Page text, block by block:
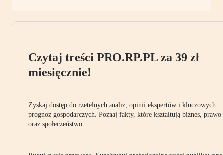
Czytaj treści PRO.RP.PL za 39 zł
miesięcznie!
Zyskaj dostęp do rzetelnych analiz, opinii ekspertów i kluczowych
prognoz gospodarczych. Poznaj fakty, które kształtują biznes, prawo
oraz społeczeństwo.